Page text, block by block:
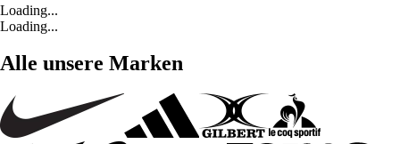
Loading...
Loading...
Alle unsere Marken